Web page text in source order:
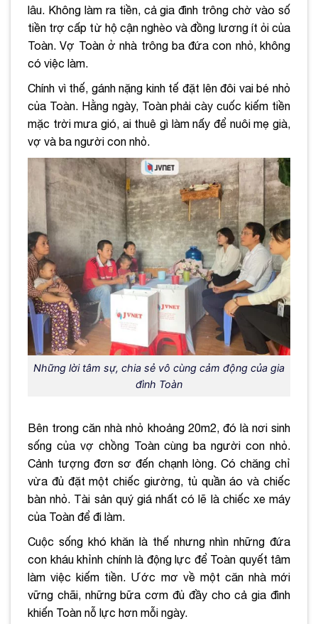
lâu. Không làm ra tiền, cả gia đình trông chờ vào số
tiền trợ cấp từ hộ cận nghèo và đồng lương ít ỏi của
Toàn. Vợ Toàn ở nhà trông ba đứa con nhỏ, không
có việc làm.
Chính vì thế, gánh nặng kinh tế đặt lên đôi vai bé nhỏ
của Toàn. Hằng ngày, Toàn phải cày cuốc kiếm tiền
mặc trời mưa gió, ai thuê gì làm nấy để nuôi mẹ già,
vợ và ba người con nhỏ.
Những lời tâm sự, chia sẻ vô cùng cảm động của gia
đình Toàn
Bên trong căn nhà nhỏ khoảng 20m2, đó là nơi sinh
sống của vợ chồng Toàn cùng ba người con nhỏ.
Cảnh tượng đơn sơ đến chạnh lòng. Có chăng chỉ
vừa đủ đặt một chiếc giường, tủ quần áo và chiếc
bàn nhỏ. Tài sản quý giá nhất có lẽ là chiếc xe máy
của Toàn để đi làm.
Cuộc sống khó khăn là thế nhưng nhìn những đứa
con kháu khỉnh chính là động lực để Toàn quyết tâm
làm việc kiếm tiền. Ước mơ về một căn nhà mới
vững chãi, những bữa cơm đủ đầy cho cả gia đình
khiến Toàn nỗ lực hơn mỗi ngày.